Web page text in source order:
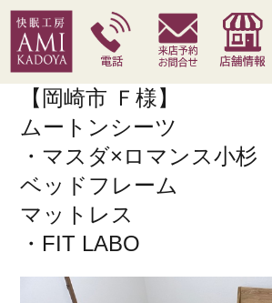
快眠枕 腰痛対策寝具 季節寝具
【岡崎市 Ｆ様】
ムートンシーツ
・マスダ×ロマンス小杉
ベッドフレーム
マットレス
・FIT LABO